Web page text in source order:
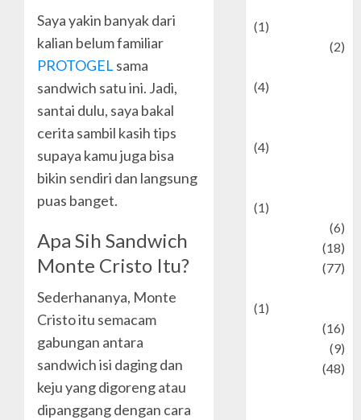
Saya yakin banyak dari
kalian belum familiar
PROTOGELsama
sandwich satu ini. Jadi,
santai dulu, saya bakal
cerita sambil kasih tips
supaya kamu juga bisa
bikin sendiri dan langsung
puas banget.
Apa Sih Sandwich
Monte Cristo Itu?
Sederhananya, Monte
Cristo itu semacam
gabungan antara
sandwich isi daging dan
keju yang digoreng atau
dipanggang dengan cara
(1)
(2)
(4)
(4)
(1)
(6)
(18)
(77)
(1)
(16)
(9)
(48)